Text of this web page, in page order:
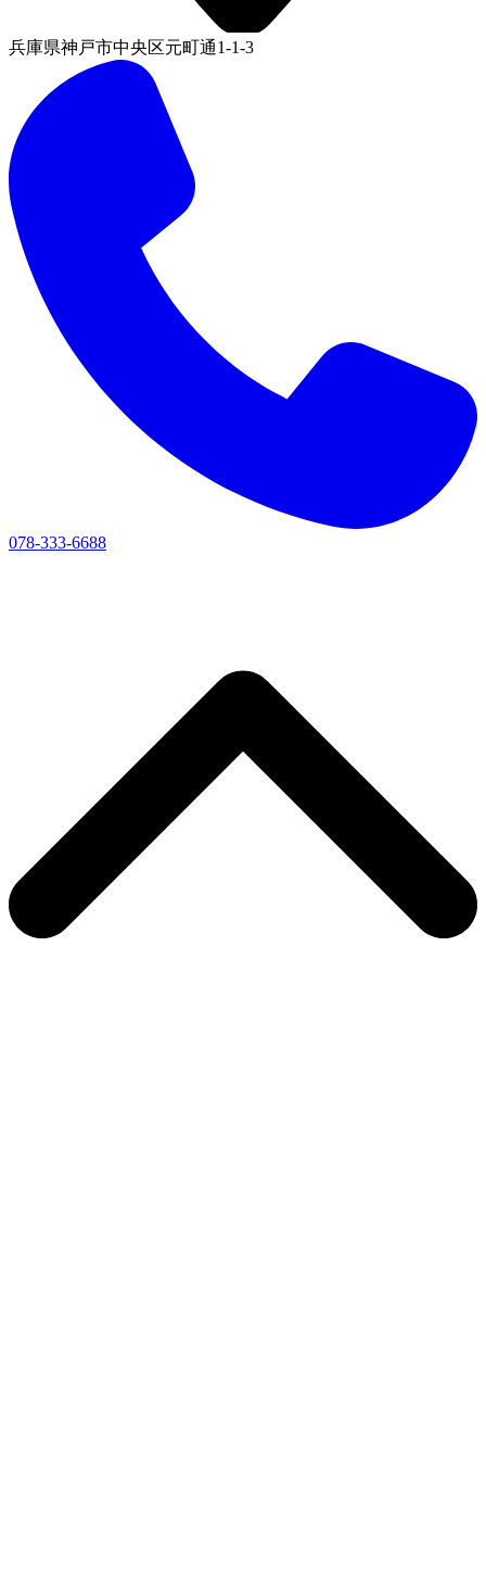
兵庫県神戸市中央区元町通1-1-3
078-333-6688